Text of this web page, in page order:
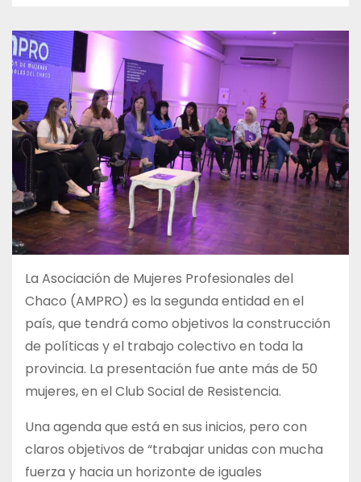
La Asociación de Mujeres Profesionales del
Chaco (AMPRO) es la segunda entidad en el
país, que tendrá como objetivos la construcción
de políticas y el trabajo colectivo en toda la
provincia. La presentación fue ante más de 50
mujeres, en el Club Social de Resistencia.
Una agenda que está en sus inicios, pero con
claros objetivos de “trabajar unidas con mucha
fuerza y hacia un horizonte de iguales